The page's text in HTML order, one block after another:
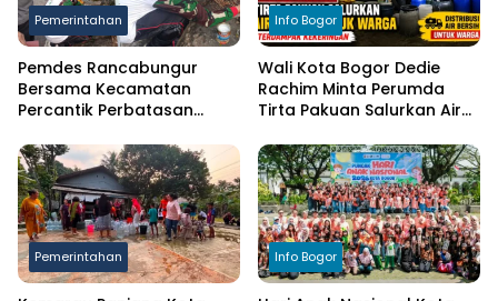
Pemerintahan
Pemdes Rancabungur
Bersama Kecamatan
Percantik Perbatasan
Putih Sambut HUT RI ke-81
Info Bogor
Wali Kota Bogor Dedie
Rachim Minta Perumda
Tirta Pakuan Salurkan Air
Terdampak Kekeringan
Pemerintahan Info Bogor